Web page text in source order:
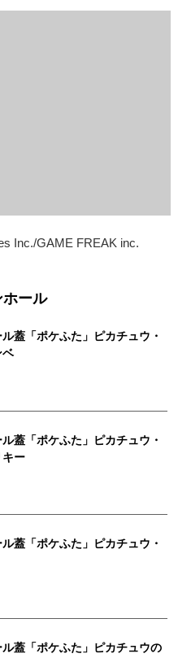
Inc./GAME FREAK inc.
ホール
蓋「ポケふた」ピカチュウ・
ベ
蓋「ポケふた」ピカチュウ・
キー
蓋「ポケふた」ピカチュウ・
蓋「ポケふた」ピカチュウの